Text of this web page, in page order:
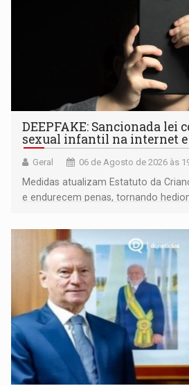
DEEPFAKE: Sancionada lei
sexual infantil na internet
Geral 06 de Agosto de 2026 às
Medidas atualizam Estatuto da
e endurecem penas, tornando